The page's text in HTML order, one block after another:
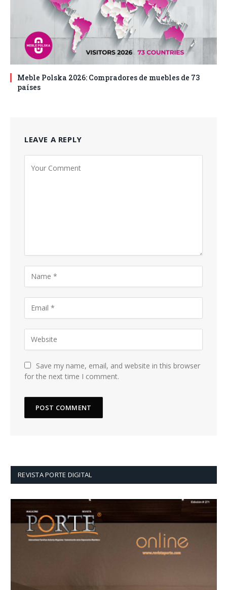
Meble Polska 2026: Compradores de muebles de 73
países
LEAVE A REPLY
Save my name, email, and website in this browser
for the next time I comment.
REVISTA PORTE DIGITAL